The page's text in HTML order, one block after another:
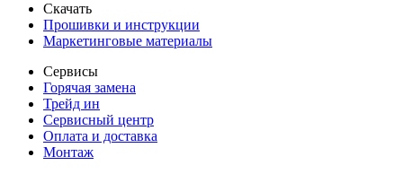
Скачать
Прошивки и инструкции
Маркетинговые материалы
Сервисы
Горячая замена
Трейд ин
Сервисный центр
Оплата и доставка
Монтаж